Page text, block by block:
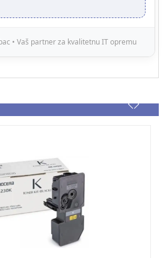
• Vaš partner za kvalitetnu IT opremu